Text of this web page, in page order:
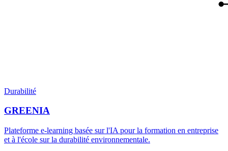
Durabilité
GREENIA
Plateforme e-learning basée sur l'IA pour la formation en entreprise
et à l'école sur la durabilité environnementale.